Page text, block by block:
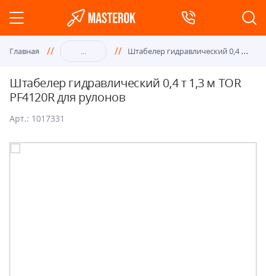
Главная ... Шта
белер гидравлический 0,4 т 1,3 м TOR PF4120R для рулонов
Штабелер гидравлический 0,4 т 1,3 м TOR
PF4120R для рулонов
Арт.: 1017331